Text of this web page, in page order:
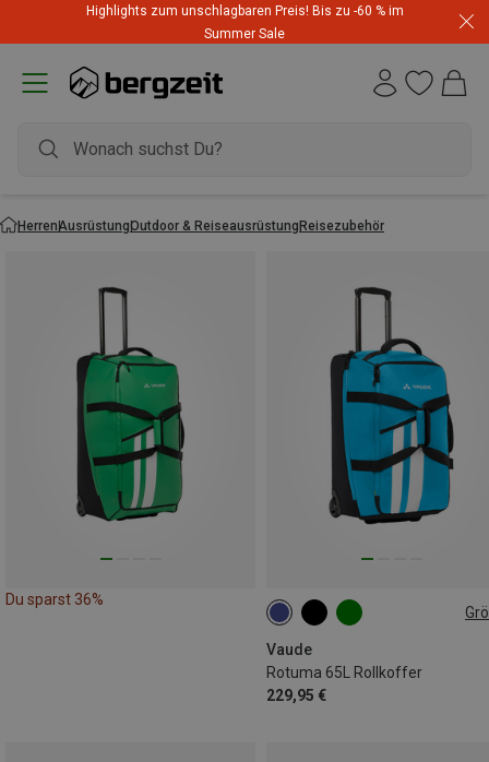
Highlights zum unschlagbaren Preis! Bis zu -60 % im
Summer Sale
HerrenAusrüstungOutdoor & ReiseausrüstungReisezubehör
Du sparst 36%
Vaude
Rotuma 65L Rollkoffer
229,95 €
65L